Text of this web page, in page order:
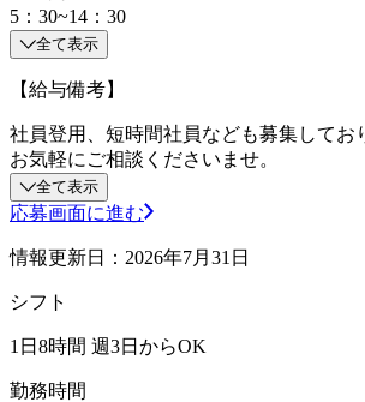
5：30~14：30
全て表示
【給与備考】
社員登用、短時間社員なども募集してお
お気軽にご相談くださいませ。
全て表示
応募画面に進む
情報更新日：2026年7月31日
シフト
1日8時間 週3日からOK
勤務時間